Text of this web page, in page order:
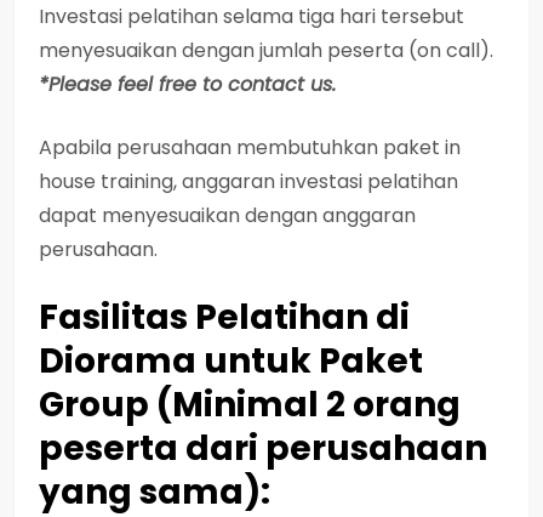
Investasi pelatihan selama tiga hari tersebut
menyesuaikan dengan jumlah peserta (on call).
*Please feel free to contact us.
Apabila perusahaan membutuhkan paket in
house training, anggaran investasi pelatihan
dapat menyesuaikan dengan anggaran
perusahaan.
Fasilitas Pelatihan di
Diorama untuk Paket
Group (Minimal 2 orang
peserta dari perusahaan
yang sama):